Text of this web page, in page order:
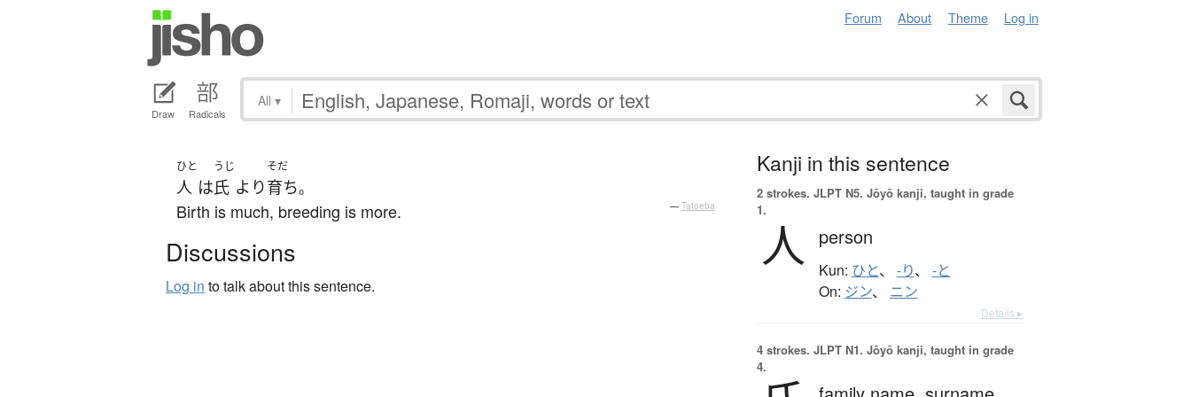
Forum About Theme Log in
Draw Radicals
All ▾
ひと
人 は
うじ
氏 より
そだ
育ち。
Birth is much, breeding is more. — Tatoeba
Discussions
Log in to talk about this sentence.
Kanji in this sentence
2 strokes. JLPT N5. Jōyō kanji, taught in grade
1.
人 person
Kun: ひと、 -り、 -と
On: ジン、 ニン
Details ▸
4 strokes. JLPT N1. Jōyō kanji, taught in grade
4.